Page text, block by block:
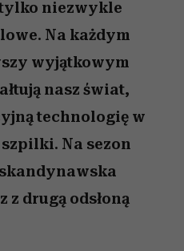
niezwykle
Na każdym
wyjątkowym
nasz świat,
technologię w
Na sezon
drugą odsłoną